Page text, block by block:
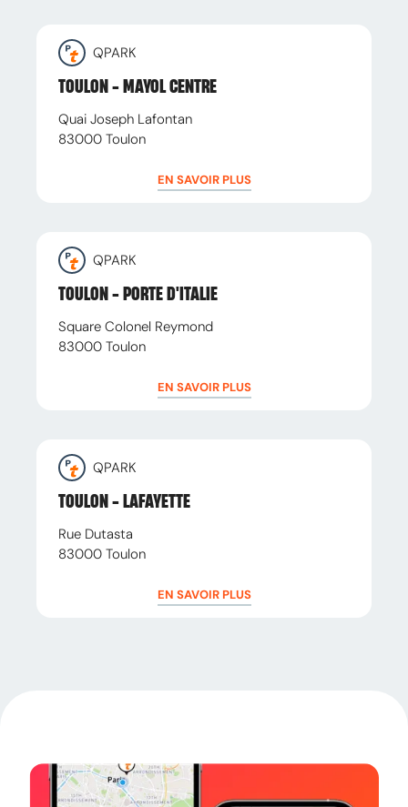
QPARK
TOULON - MAYOL CENTRE
Quai Joseph Lafontan
83000 Toulon
EN SAVOIR PLUS
QPARK
TOULON - PORTE D'ITALIE
Square Colonel Reymond
83000 Toulon
EN SAVOIR PLUS
QPARK
TOULON - LAFAYETTE
Rue Dutasta
83000 Toulon
EN SAVOIR PLUS